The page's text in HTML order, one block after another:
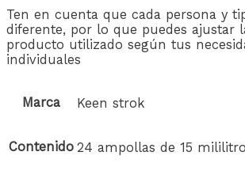
Ten en cuenta que cada persona y
diferente, por lo que puedes ajustar
producto utilizado según tus
individuales
Marca Keen strok
Contenido 24 ampollas de 15